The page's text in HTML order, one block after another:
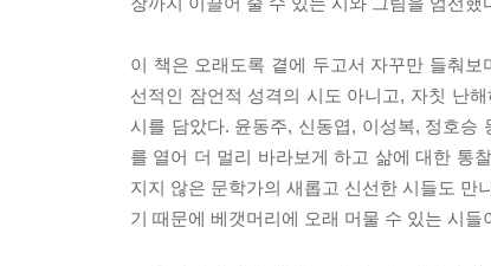
이 책은 오래도록 곁에 두고서 자꾸만 들춰보
선적인 잠언적 성격의 시도 아니고, 자칫 난
시를 담았다. 윤동주, 신동엽, 이성복, 정호승
를 열어 더 멀리 바라보게 하고 삶에 대한 통
지지 않은 문학가의 새롭고 신선한 시들도 만
기 때문에 베갯머리에 오래 머물 수 있는 시들